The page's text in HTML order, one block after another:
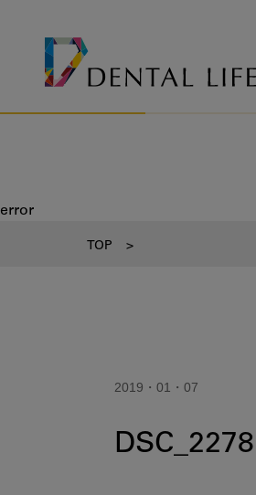
error
TOP >
2019・01・07
DSC_2278